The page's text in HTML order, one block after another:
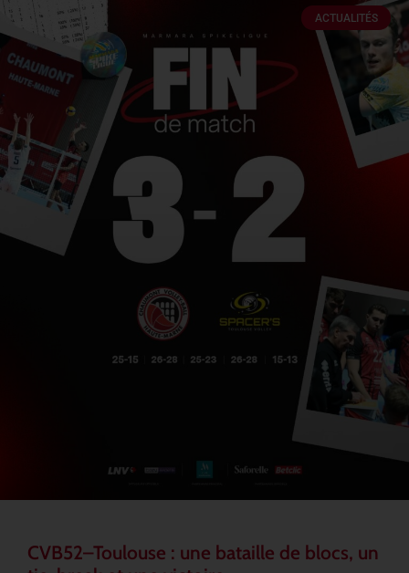
ACTUALITÉS
CVB52–Toulouse : une bataille de blocs, un